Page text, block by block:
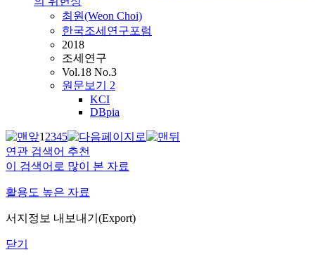
최원(Weon Choi)
한국조세연구포럼
2018
조세연구
Vol.18 No.3
원문보기 2
KCI
DBpia
12345
연관 검색어 추천
이 검색어로 많이 본 자료
활용도 높은 자료
서지정보 내보내기(Export)
닫기